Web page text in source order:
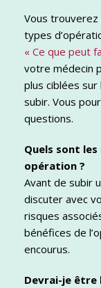
Vous
types
« Ce que peut
votre médecin
plus ciblées sur
subir. Vous
questions.
Quels sont
opération ?
Avant de subir
discuter avec
risques
bénéfices de
encourus.
Devrai-je être